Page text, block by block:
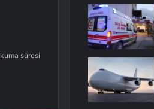
süresi